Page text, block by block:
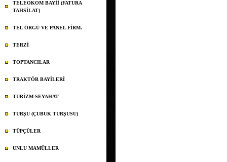
TELEOKOM BAYİİ (FATURA
TAHSİLAT)
TEL ÖRGÜ VE PANEL FİRM.
TERZİ
TOPTANCILAR
TRAKTÖR BAYİLERİ
TURİZM-SEYAHAT
TURŞU (ÇUBUK TURŞUSU)
TÜPÇÜLER
UNLU MAMÜLLER